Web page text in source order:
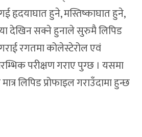
हृदयाघात हुने, मस्तिष्काघात हुने,
देखिन सक्ने हुनाले सुरुमै लिपिड
रगतमा कोलेस्टेरोल एवं
परीक्षण गराए पुग्छ । यसमा
लिपिड प्रोफाइल गराउँदामा हुन्छ